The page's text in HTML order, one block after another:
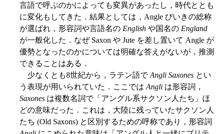
言語で呼ぶのかによっても変異があったし，時代ととも
に変化もしてきた．結果としては，Angle びいきの総称
が選ばれ，形容詞や言語名の English や国名の England
が一般化した．なぜ Saxon や Jute を差し置いて Angle が
優勢となったのかについては明確な答えがないが，推測
できることはある．
少なくとも8世紀から，ラテン語でAngli Saxones とい
う表現が用いられていた．ここでは Angli は形容詞，
Saxones は複数名詞で「アングル系サクソン人たち」ほ
どの意味だった．これは，大陸に残っていたサクソン人
たち (Old Saxons) と区別するための呼称であり，形容詞